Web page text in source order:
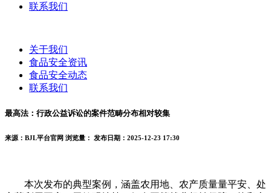
联系我们
关于我们
食品安全资讯
食品安全动态
联系我们
最高法：行政公益诉讼的案件范畴分布相对较集
来源：BJL平台官网 浏览量： 发布日期：2025-12-23 17:30
本次发布的典型案例，涵盖农用地、农产质量量平安、处